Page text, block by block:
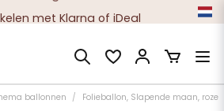
met Klarna of iDeal
tevreden klanten
ballonnen Folieballon, Slapende maan, roze